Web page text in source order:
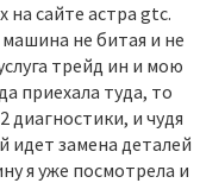
на сайте астра gtc.
не битая и не
трейд ин и мою
приехала туда, то
диагностики, и чудя
идет замена деталей
я уже посмотрела и